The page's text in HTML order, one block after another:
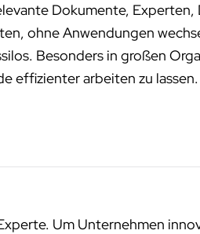
Dokumente,
ohne Anwendungen
Besonders in großen
effizienter arbeiten zu lassen.
Um Unternehmen